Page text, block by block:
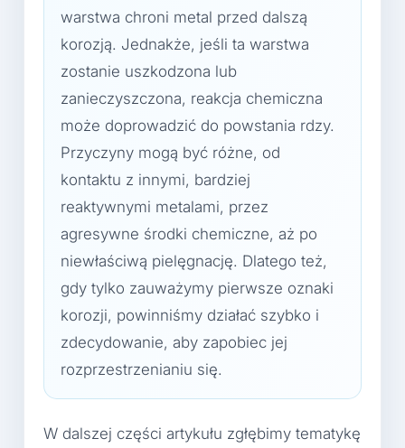
warstwa chroni metal przed dalszą
korozją. Jednakże, jeśli ta warstwa
zostanie uszkodzona lub
zanieczyszczona, reakcja chemiczna
może doprowadzić do powstania rdzy.
Przyczyny mogą być różne, od
kontaktu z innymi, bardziej
reaktywnymi metalami, przez
agresywne środki chemiczne, aż po
niewłaściwą pielęgnację. Dlatego też,
gdy tylko zauważymy pierwsze oznaki
korozji, powinniśmy działać szybko i
zdecydowanie, aby zapobiec jej
rozprzestrzenianiu się.
W dalszej części artykułu zgłębimy tematykę